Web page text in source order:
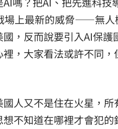
場上最新的威脅——無人
，反而說要引入AI保護
，大家看法或許不同
人又不是住在火星，所
不知道在哪裡才會犯